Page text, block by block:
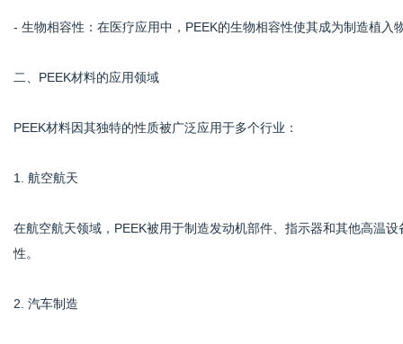
- 生物相容性：在医疗应用中，PEEK的生物相容性使其成为制造植入
二、PEEK材料的应用领域
PEEK材料因其独特的性质被广泛应用于多个行业：
1. 航空航天
在航空航天领域，PEEK被用于制造发动机部件、指示器和其他高温
性。
2. 汽车制造